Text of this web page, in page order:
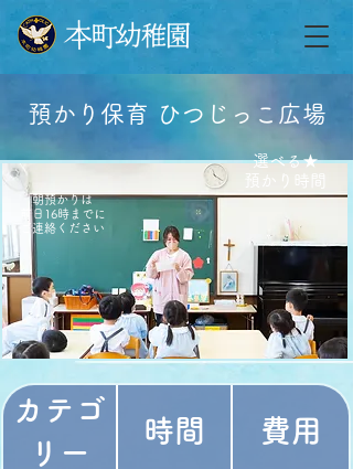
預かり保育 ひつじっこ広場
選べる★
​預かり時間
朝預かりは
前日16時までに
​ご連絡ください
カテゴ
リー
時間 費用